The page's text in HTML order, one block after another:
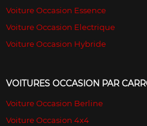
Voiture Occasion Essence
Voiture Occasion Electrique
Voiture Occasion Hybride
VOITURES OCCASION PAR
Voiture Occasion Berline
Voiture Occasion 4x4